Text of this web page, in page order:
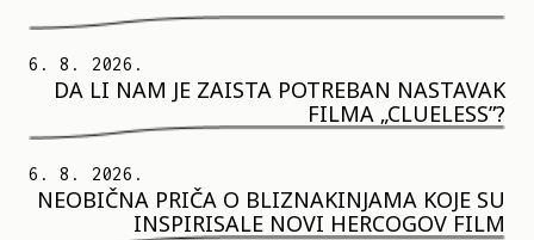
6. 8. 2026.
DA LI NAM JE ZAISTA POTREBAN NASTAVAK
FILMA „CLUELESS”?
6. 8. 2026.
NEOBIČNA PRIČA O BLIZNAKINJAMA KOJE SU
INSPIRISALE NOVI HERCOGOV FILM